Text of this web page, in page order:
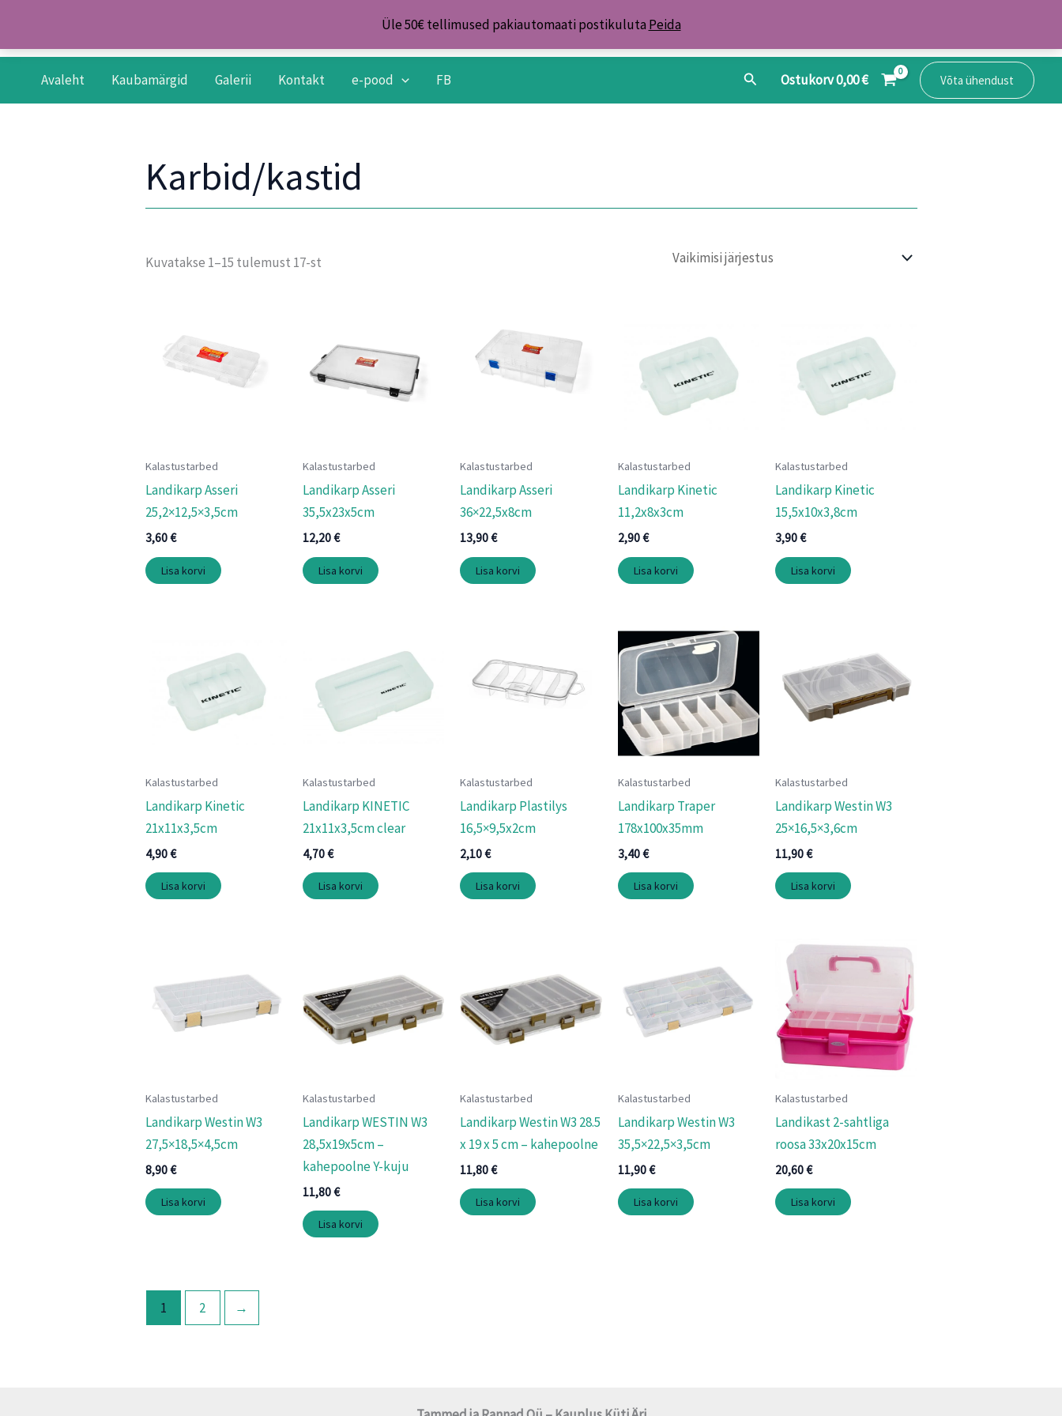
Üle 50€ tellimused pakiautomaati postikuluta Peida
content
Avaleht
Kaubamärgid Galerii Kontakt e-pood FB SearchOstukorv0,00€ Võta ühendust
Karbid/kastid
Kuvatakse 1–15 tulemust 17-st
Kalastustarbed
Landikarp Asseri
25,2×12,5×3,5cm
3,60€
Lisa korvi
Kalastustarbed
Landikarp Asseri
35,5x23x5cm
12,20€
Lisa korvi
Kalastustarbed
Landikarp Asseri
36×22,5x8cm
13,90€
Lisa korvi
Kalastustarbed
Landikarp Kinetic
11,2x8x3cm
2,90€
Lisa korvi
Kalastustarbed
Landikarp Kinetic
15,5x10x3,8cm
3,90€
Lisa korvi
Kalastustarbed
Landikarp Kinetic
21x11x3,5cm
4,90€
Lisa korvi
Kalastustarbed
Landikarp KINETIC
21x11x3,5cm clear
4,70€
Lisa korvi
Kalastustarbed
Landikarp Plastilys
16,5×9,5x2cm
2,10€
Lisa korvi
Kalastustarbed
Landikarp Traper
178x100x35mm
3,40€
Lisa korvi
Kalastustarbed
Landikarp Westin W3
25×16,5×3,6cm
11,90€
Lisa korvi
Kalastustarbed
Landikarp Westin W3
27,5×18,5×4,5cm
8,90€
Lisa korvi
Kalastustarbed
Landikarp WESTIN W3
28,5x19x5cm –
kahepoolne Y-kuju
11,80€
Lisa korvi
Kalastustarbed
Landikarp Westin W3 28.5
x 19 x 5 cm – kahepoolne
11,80€
Lisa korvi
Kalastustarbed
Landikarp Westin W3
35,5×22,5×3,5cm
11,90€
Lisa korvi
Kalastustarbed
Landikast 2-sahtliga
roosa 33x20x15cm
20,60€
Lisa korvi
1 2 →